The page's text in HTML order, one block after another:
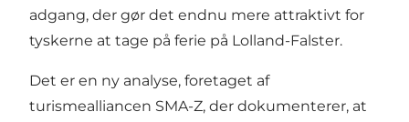
adgang, der gør det endnu mere attraktivt for
tyskerne at tage på ferie på Lolland-Falster.
Det er en ny analyse, foretaget af
turismealliancen SMA-Z, der dokumenterer, at